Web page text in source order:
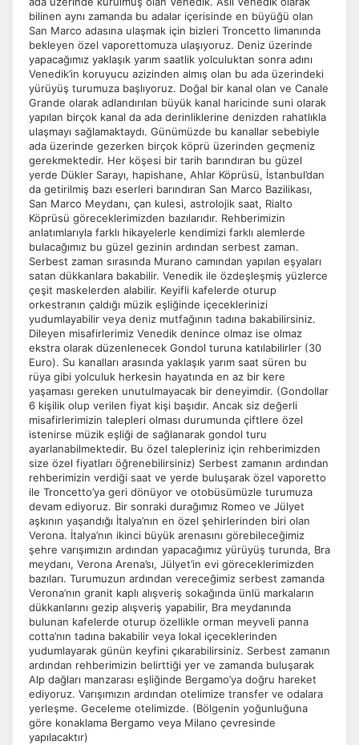
bilinen aynı zamanda bu adalar içerisinde en büyüğü olan
San Marco adasına ulaşmak için bizleri Troncetto limanında
bekleyen özel vaporettomuza ulaşıyoruz. Deniz üzerinde
yapacağımız yaklaşık yarım saatlik yolculuktan sonra adını
Venedik’in koruyucu azizinden almış olan bu ada üzerindeki
yürüyüş turumuza başlıyoruz. Doğal bir kanal olan ve Canale
Grande olarak adlandırılan büyük kanal haricinde suni olarak
yapılan birçok kanal da ada derinliklerine denizden rahatlıkla
ulaşmayı sağlamaktaydı. Günümüzde bu kanallar sebebiyle
ada üzerinde gezerken birçok köprü üzerinden geçmeniz
gerekmektedir. Her köşesi bir tarih barındıran bu güzel
yerde Dükler Sarayı, hapishane, Ahlar Köprüsü, İstanbul’dan
da getirilmiş bazı eserleri barındıran San Marco Bazilikası,
San Marco Meydanı, çan kulesi, astrolojik saat, Rialto
Köprüsü göreceklerimizden bazılarıdır. Rehberimizin
anlatımlarıyla farklı hikayelerle kendimizi farklı alemlerde
bulacağımız bu güzel gezinin ardından serbest zaman.
Serbest zaman sırasında Murano camından yapılan eşyaları
satan dükkanlara bakabilir. Venedik ile özdeşleşmiş yüzlerce
çeşit maskelerden alabilir. Keyifli kafelerde oturup
orkestranın çaldığı müzik eşliğinde içeceklerinizi
yudumlayabilir veya deniz mutfağının tadına bakabilirsiniz.
Dileyen misafirlerimiz Venedik denince olmaz ise olmaz
ekstra olarak düzenlenecek Gondol turuna katılabilirler (30
Euro). Su kanalları arasında yaklaşık yarım saat süren bu
rüya gibi yolculuk herkesin hayatında en az bir kere
yaşaması gereken unutulmayacak bir deneyimdir. (Gondollar
6 kişilik olup verilen fiyat kişi başıdır. Ancak siz değerli
misafirlerimizin talepleri olması durumunda çiftlere özel
istenirse müzik eşliği de sağlanarak gondol turu
ayarlanabilmektedir. Bu özel talepleriniz için rehberimizden
size özel fiyatları öğrenebilirsiniz) Serbest zamanın ardından
rehberimizin verdiği saat ve yerde buluşarak özel vaporetto
ile Troncetto’ya geri dönüyor ve otobüsümüzle turumuza
devam ediyoruz. Bir sonraki durağımız Romeo ve Jülyet
aşkının yaşandığı İtalya’nın en özel şehirlerinden biri olan
Verona. İtalya’nın ikinci büyük arenasını görebileceğimiz
şehre varışımızın ardından yapacağımız yürüyüş turunda, Bra
meydanı, Verona Arena’sı, Jülyet’in evi göreceklerimizden
bazıları. Turumuzun ardından vereceğimiz serbest zamanda
Verona’nın granit kaplı alışveriş sokağında ünlü markaların
dükkanlarını gezip alışveriş yapabilir, Bra meydanında
bulunan kafelerde oturup özellikle orman meyveli panna
cotta’nın tadına bakabilir veya lokal içeceklerinden
yudumlayarak günün keyfini çıkarabilirsiniz. Serbest zamanın
ardından rehberimizin belirttiği yer ve zamanda buluşarak
Alp dağları manzarası eşliğinde Bergamo’ya doğru hareket
ediyoruz. Varışımızın ardından otelimize transfer ve odalara
yerleşme. Geceleme otelimizde. (Bölgenin yoğunluğuna
göre konaklama Bergamo veya Milano çevresinde
yapılacaktır)